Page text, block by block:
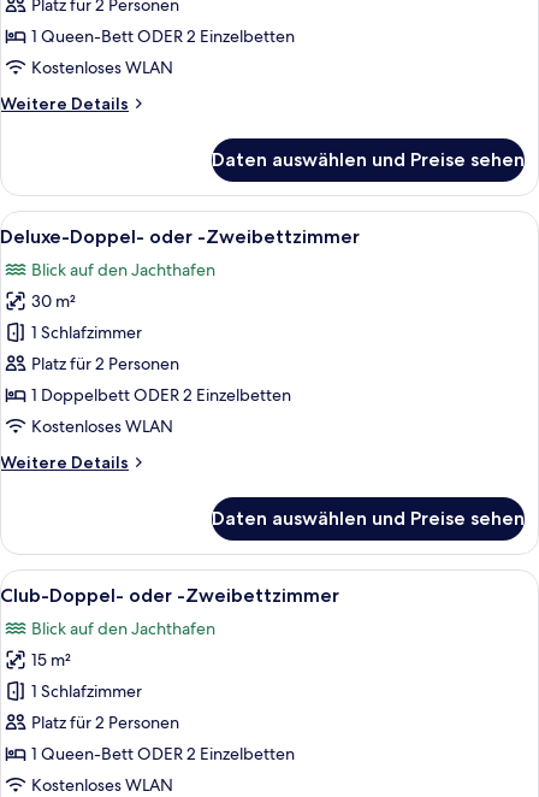
Doppel-
oder
-
anzeigen
Platz für 2 Personen
1 Queen-Bett ODER 2 Einzelbetten
Kostenloses WLAN
Weitere Details
Weitere
Doppel-
oder
-
Zweibettzimmer
Daten auswählen und Preise sehen
Alle
Fotos
für
Deluxe-
Doppel-
oder
-
Zweibettzimmer
Ein Schlafzimmer mit einem Bett,
6
Deluxe-Doppel- oder -Zweibettzimmer
Blick auf den Jachthafen
30 m²
1 Schlafzimmer
Platz für 2 Personen
1 Doppelbett ODER 2 Einzelbetten
Kostenloses WLAN
Weitere Details
Weitere
Doppel-
oder
-
Zweibettzimmer
Daten auswählen und Preise sehen
Alle
Fotos
für
Club-
Doppel-
oder
-
Zweibettzimmer
Ein Schlafzimmer mit einem Bett,
3
Club-Doppel- oder -Zweibettzimmer
Blick auf den Jachthafen
15 m²
1 Schlafzimmer
Platz für 2 Personen
1 Queen-Bett ODER 2 Einzelbetten
Kostenloses WLAN